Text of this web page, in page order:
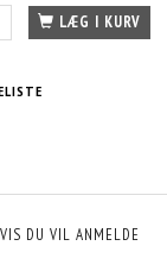
LÆG I KURV
DU VIL ANMELDE